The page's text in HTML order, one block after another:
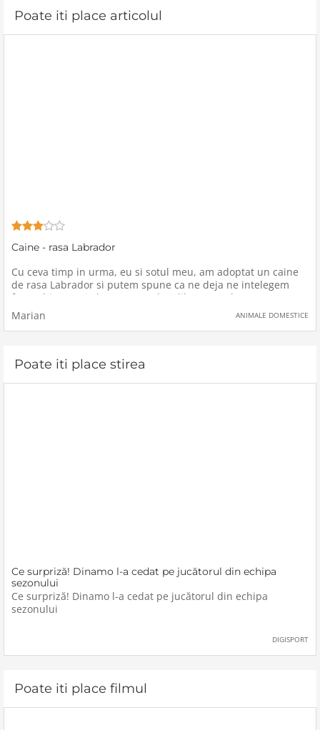
Beiuşului, prima
Poate iti place articolul
Caine - rasa Labrador
Cu ceva timp in urma, eu si sotul meu, am adoptat un caine
de rasa Labrador si putem spune ca ne deja ne intelegem
foarte bine, mai ales ca-I acordam libertatea de care are
nevoie, iar in acelasi timp avem grija sa fie ingrijit si tinem
cont de
Marian ANIMALE DOMESTICE
Poate iti place stirea
Ce surpriză! Dinamo l-a cedat pe jucătorul din echipa
sezonului
Ce surpriză! Dinamo l-a cedat pe jucătorul din echipa
sezonului
DIGISPORT
Poate iti place filmul